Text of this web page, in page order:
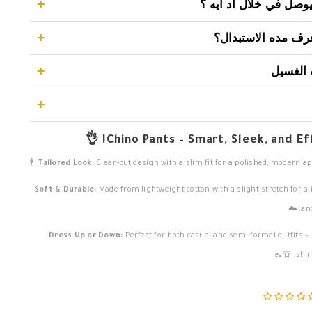
بيوصل في خلال اد ايه ؟ +
5 - 7 ايام عمل.
واتساب
مده الاستبدال؟ +
14 يوم.
الغسيل +
الكلور.
مجفف.
+
لمعرفة الفروع
Chino Pants – Smart, Sleek, and
Tailored Look: Clean-cut design with a slim fit for a polished, modern
Soft & Durable: Made from lightweight cotton with a slight stretch for
Dress Up or Down: Perfect for both casual and semi-formal outfits –